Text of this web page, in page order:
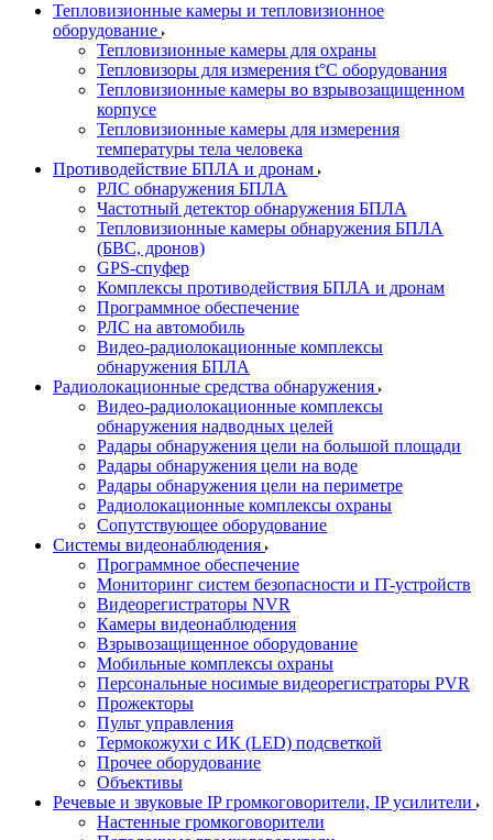
Тепловизионные камеры и тепловизионное
оборудование
Тепловизионные камеры для охраны
Тепловизоры для измерения t°С оборудования
Тепловизионные камеры во взрывозащищенном
корпусе
Тепловизионные камеры для измерения
температуры тела человека
Противодействие БПЛА и дронам
РЛС обнаружения БПЛА
Частотный детектор обнаружения БПЛА
Тепловизионные камеры обнаружения БПЛА
(БВС, дронов)
GPS-спуфер
Комплексы противодействия БПЛА и дронам
Программное обеспечение
РЛС на автомобиль
Видео-радиолокационные комплексы
обнаружения БПЛА
Радиолокационные средства обнаружения
Видео-радиолокационные комплексы
обнаружения надводных целей
Радары обнаружения цели на большой площади
Радары обнаружения цели на воде
Радары обнаружения цели на периметре
Радиолокационные комплексы охраны
Сопутствующее оборудование
Системы видеонаблюдения
Программное обеспечение
Мониторинг систем безопасности и IT-устройств
Видеорегистраторы NVR
Камеры видеонаблюдения
Взрывозащищенное оборудование
Мобильные комплексы охраны
Персональные носимые видеорегистраторы PVR
Прожекторы
Пульт управления
Термокожухи с ИК (LED) подсветкой
Прочее оборудование
Объективы
Речевые и звуковые IP громкоговорители, IP усилители
Настенные громкоговорители